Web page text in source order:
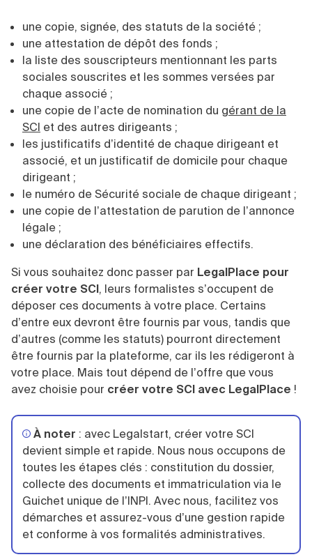
une copie, signée, des statuts de la société ;
une attestation de dépôt des fonds ;
la liste des souscripteurs mentionnant les parts
sociales souscrites et les sommes versées par
chaque associé ;
une copie de l’acte de nomination du gérant de la
SCI et des autres dirigeants ;
les justificatifs d’identité de chaque dirigeant et
associé, et un justificatif de domicile pour chaque
dirigeant ;
le numéro de Sécurité sociale de chaque dirigeant ;
une copie de l’attestation de parution de l’annonce
légale ;
une déclaration des bénéficiaires effectifs.
Si vous souhaitez donc passer par LegalPlace pour
créer votre SCI, leurs formalistes s’occupent de
déposer ces documents à votre place. Certains
d’entre eux devront être fournis par vous, tandis que
d’autres (comme les statuts) pourront directement
être fournis par la plateforme, car ils les rédigeront à
votre place. Mais tout dépend de l’offre que vous
avez choisie pour créer votre SCI avec LegalPlace !
À noter : avec Legalstart, créer votre SCI
devient simple et rapide. Nous nous occupons de
toutes les étapes clés : constitution du dossier,
collecte des documents et immatriculation via le
Guichet unique de l’INPI. Avec nous, facilitez vos
démarches et assurez-vous d’une gestion rapide
et conforme à vos formalités administratives.